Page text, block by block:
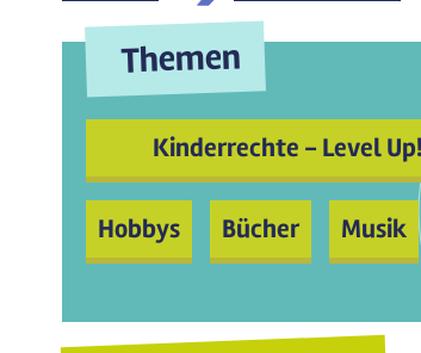
Themen
Kinderrechte - Level Up!
Hobbys Bücher Musik